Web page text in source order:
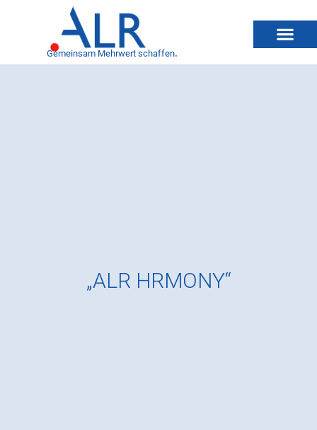
Gemeinsam Mehrwert schaffen.
„ALR HRMONY“